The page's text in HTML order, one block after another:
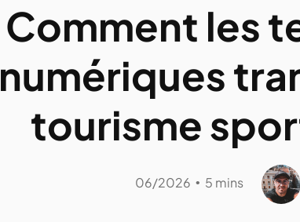
Comment les
numériques
tourisme
06/2026 • 5 mins